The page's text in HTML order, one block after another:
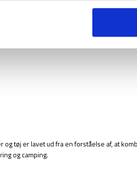
tøj er lavet ud fra en forståelse af, at
og camping.